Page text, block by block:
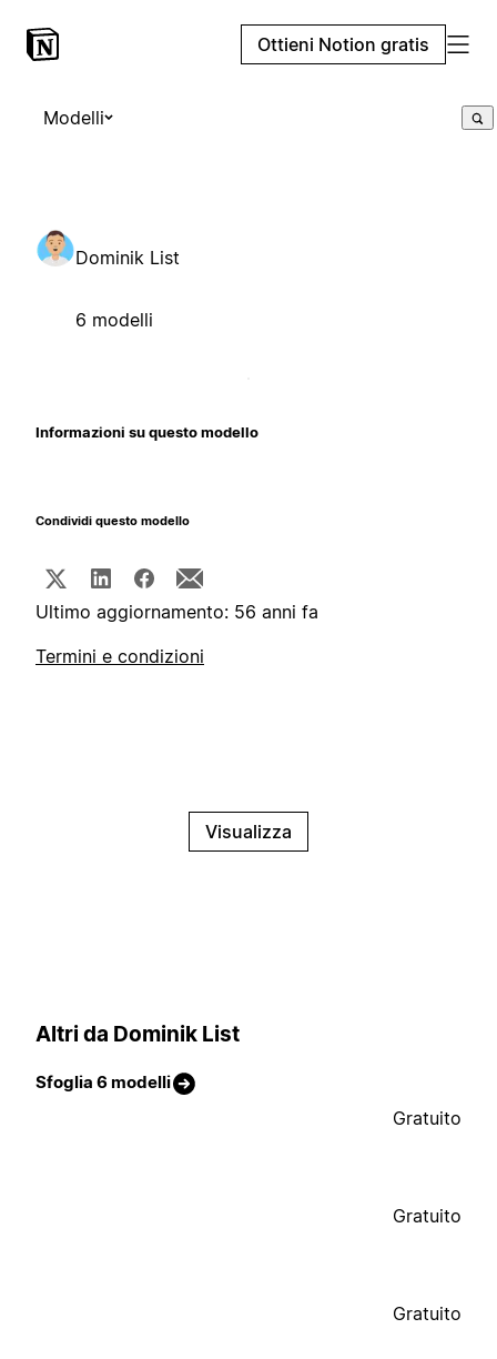
Ottieni Notion gratis
Modelli
Dominik List
6 modelli
Informazioni su questo modello
Condividi questo modello
Ultimo aggiornamento: 56 anni fa
Termini e condizioni
Visualizza
Altri da Dominik List
Sfoglia 6 modelli
Gratuito
Gratuito
Gratuito